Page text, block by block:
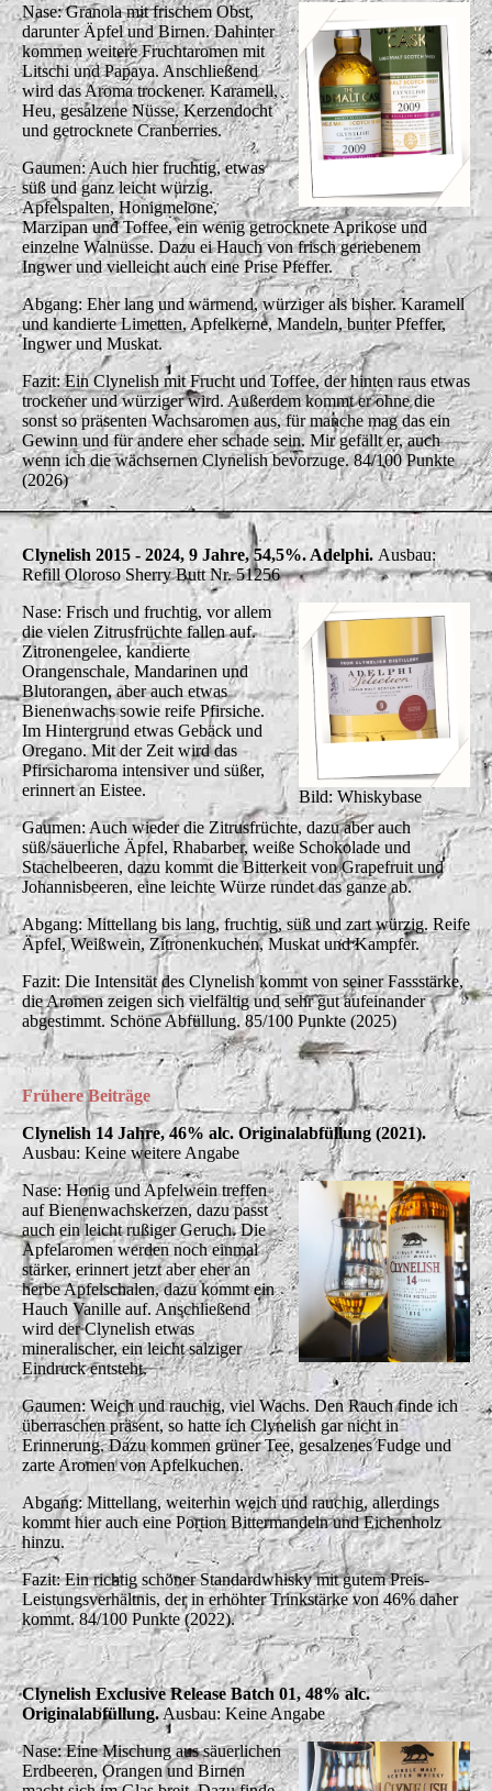
Nase: Granola mit frischem Obst,
darunter Äpfel und Birnen. Dahinter
kommen weitere Fruchtaromen mit
Litschi und Papaya. Anschließend
wird das Aroma trockener. Karamell,
Heu, gesalzene Nüsse, Kerzendocht
und getrocknete Cranberries.
Gaumen: Auch hier fruchtig, etwas
süß und ganz leicht würzig.
Apfelspalten, Honigmelone,
Marzipan und Toffee, ein wenig getrocknete Aprikose und
einzelne Walnüsse. Dazu ei Hauch von frisch geriebenem
Ingwer und vielleicht auch eine Prise Pfeffer.
Abgang: Eher lang und wärmend, würziger als bisher. Karamell
und kandierte Limetten, Apfelkerne, Mandeln, bunter Pfeffer,
Ingwer und Muskat.
Fazit: Ein Clynelish mit Frucht und Toffee, der hinten raus etwas
trockener und würziger wird. Außerdem kommt er ohne die
sonst so präsenten Wachsaromen aus, für manche mag das ein
Gewinn und für andere eher schade sein. Mir gefällt er, auch
wenn ich die wächsernen Clynelish bevorzuge. 84/100 Punkte
(2026)
Clynelish 2015 - 2024, 9 Jahre, 54,5%. Adelphi. Ausbau:
Refill Oloroso Sherry Butt Nr. 51256
Bild: Whiskybase
Nase: Frisch und fruchtig, vor allem
die vielen Zitrusfrüchte fallen auf.
Zitronengelee, kandierte
Orangenschale, Mandarinen und
Blutorangen, aber auch etwas
Bienenwachs sowie reife Pfirsiche.
Im Hintergrund etwas Gebäck und
Oregano. Mit der Zeit wird das
Pfirsicharoma intensiver und süßer,
erinnert an Eistee.
Gaumen: Auch wieder die Zitrusfrüchte, dazu aber auch
süß/säuerliche Äpfel, Rhabarber, weiße Schokolade und
Stachelbeeren, dazu kommt die Bitterkeit von Grapefruit und
Johannisbeeren, eine leichte Würze rundet das ganze ab.
Abgang: Mittellang bis lang, fruchtig, süß und zart würzig. Reife
Äpfel, Weißwein, Zitronenkuchen, Muskat und Kampfer.
Fazit: Die Intensität des Clynelish kommt von seiner Fassstärke,
die Aromen zeigen sich vielfältig und sehr gut aufeinander
abgestimmt. Schöne Abfüllung. 85/100 Punkte (2025)
FrühereBeiträge
Clynelish 14 Jahre, 46% alc. Originalabfüllung (2021).
Ausbau: Keine weitere Angabe
Nase: Honig und Apfelwein treffen
auf Bienenwachskerzen, dazu passt
auch ein leicht rußiger Geruch. Die
Apfelaromen werden noch einmal
stärker, erinnert jetzt aber eher an
herbe Apfelschalen, dazu kommt ein
Hauch Vanille auf. Anschließend
wird der Clynelish etwas
mineralischer, ein leicht salziger
Eindruck entsteht.
Gaumen: Weich und rauchig, viel Wachs. Den Rauch finde ich
überraschen präsent, so hatte ich Clynelish gar nicht in
Erinnerung. Dazu kommen grüner Tee, gesalzenes Fudge und
zarte Aromen von Apfelkuchen.
Abgang: Mittellang, weiterhin weich und rauchig, allerdings
kommt hier auch eine Portion Bittermandeln und Eichenholz
hinzu.
Fazit: Ein richtig schöner Standardwhisky mit gutem Preis-
Leistungsverhältnis, der in erhöhter Trinkstärke von 46% daher
kommt. 84/100 Punkte (2022).
Clynelish Exclusive Release Batch 01, 48% alc.
Originalabfüllung.Ausbau: Keine Angabe
Nase: Eine Mischung aus säuerlichen
Erdbeeren, Orangen und Birnen